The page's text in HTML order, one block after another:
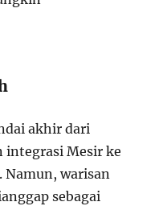
akhir dari
integrasi Mesir ke
Namun, warisan
sebagai